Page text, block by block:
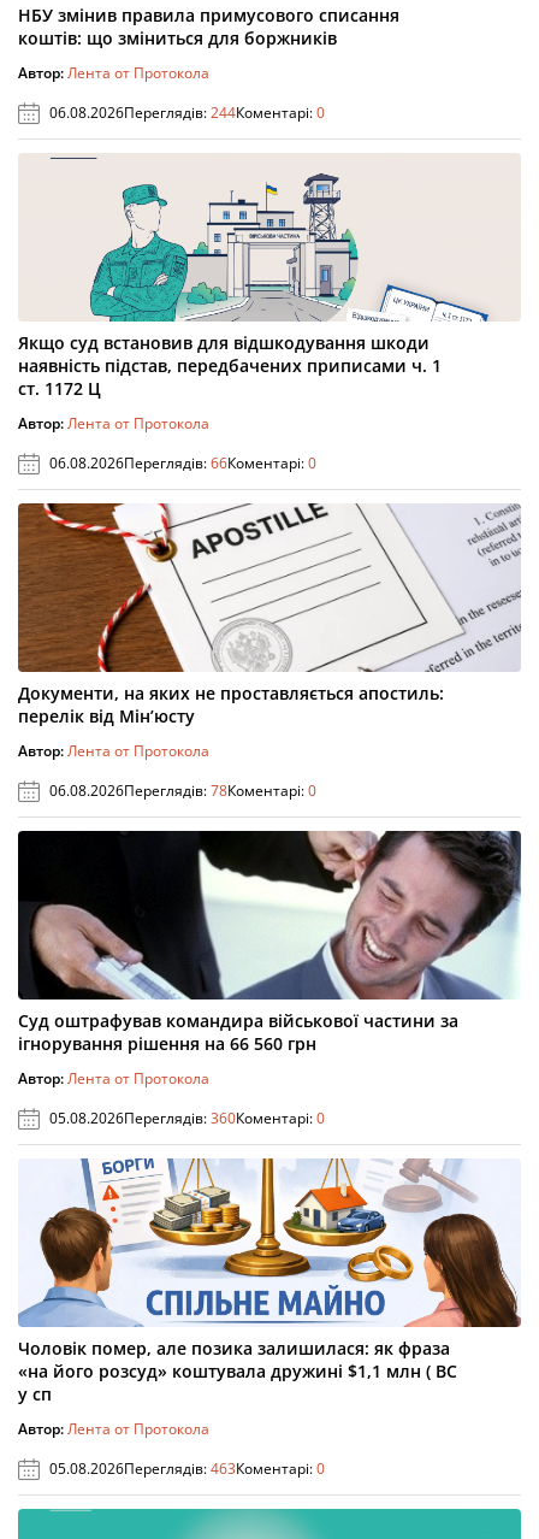
НБУ змінив правила примусового списання
коштів: що зміниться для боржників
Автор:Лента от Протокола
06.08.2026Переглядів:244Коментарі:0
Якщо суд встановив для відшкодування шкоди
наявність підстав, передбачених приписами ч. 1
ст. 1172 Ц
Автор:Лента от Протокола
06.08.2026Переглядів:66Коментарі:0
Документи, на яких не проставляється апостиль:
перелік від Мін’юсту
Автор:Лента от Протокола
06.08.2026Переглядів:78Коментарі:0
Суд оштрафував командира військової частини за
ігнорування рішення на 66 560 грн
Автор:Лента от Протокола
05.08.2026Переглядів:360Коментарі:0
Чоловік помер, але позика залишилася: як фраза
«на його розсуд» коштувала дружині $1,1 млн ( ВС
у сп
Автор:Лента от Протокола
05.08.2026Переглядів:463Коментарі:0